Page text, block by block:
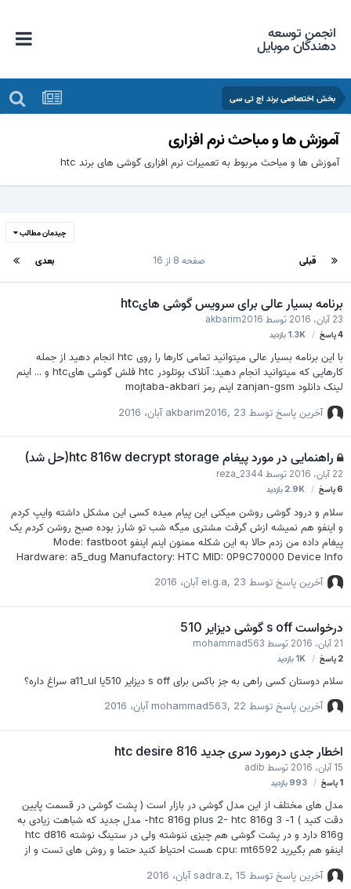
انجمن توسعه
دهندگان موبایل
بخش اختصاصی برند اچ تی سی
آموزش ها و مباحث نرم افزاری
آموزش ها و مباحث مربوط به تعمیرات نرم افزاری گوشی های برند htc
چیدمان مطالب
قبلی بعدی صفحه 8 از 16
برنامه بسیار عالی برای سرویس گوشی هایhtc
23 آبان، 2016 توسطakbarim2016
4پاسخ 1.3Kبازدید
با این برنامه بسیار عالی میتوانید تمامی کارها را روی htc انجام دهید از جمله
کارهایی که میتوانید انجام دهید: آنلاک بوتلودر htc فلش گوشی هایhtc و ... اینم
لینک دانلود zanjan-gsm اینم رمز mojtaba-akbari
آخرین پاسخ توسط akbarim2016 ,23 آبان، 2016
راهنمایی در مورد پیغام htc 816w decrypt storage(حل شد)
22 آبان، 2016 توسطreza_2344
6پاسخ 2.9Kبازدید
سلام و درود گوشی روشن میکنی این پیام میده کسی این مشکل داشته وایپ کردم
و اینفو هم نمیشه ازش گرفت مشتری میگه شب تو شارز بوده صبح روشن کردم یک
پیغام داده من زدم حالا به این شکله ممنون اینم اینفو Mode: fastboot
Hardware: a5_dug Manufactory: HTC MID: 0P9C70000 Device Info
Microp version: None Main version: …
آخرین پاسخ توسط ei.g.a ,23 آبان، 2016
درخواست s off گوشی دیزایر 510
توسط mohammad563
2پاسخ 1Kبازدید
سلام دوستان کسی راهی به جز باکس برای s off دیزایر 510یا a11_ul سراغ داره؟
آخرین پاسخ توسط mohammad563 ,22 آبان، 2016
اخطار جدی درمورد سری جدید htc desire 816
15 آبان، 2016 توسطadib
پاسخ 993بازدید
مدل های مختلف از این مدل گوشی در بازار است ( پشت گوشی در قسمت پایین
دقت کنید ) 1- htc 816g plus 2- htc 816g 3- مدل جدید که شباهت زیادی به
816g دارد و در پشت گوشی هم چیزی ننوشته ولی در ستینگ نوشته htc d816
اینفو هم بگیرید cpu: mt6592 هست احتیاط کنید حتما و روش های تست و از
می شودآخرین پاسخ توسط sadra.z ,15 آبان، 2016